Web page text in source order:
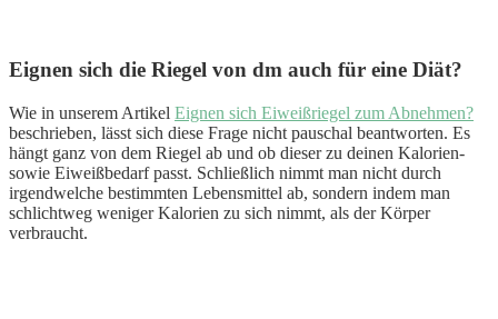
Eignen sich die Riegel von dm auch für eine Diät?
Wie in unserem Artikel Eignen sich Eiweißriegel zum Abnehmen?
beschrieben, lässt sich diese Frage nicht pauschal beantworten. Es
hängt ganz von dem Riegel ab und ob dieser zu deinen Kalorien-
sowie Eiweißbedarf passt. Schließlich nimmt man nicht durch
irgendwelche bestimmten Lebensmittel ab, sondern indem man
schlichtweg weniger Kalorien zu sich nimmt, als der Körper
verbraucht.